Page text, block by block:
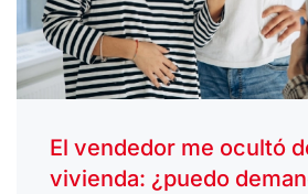
El vendedor me ocultó
vivienda: ¿puedo